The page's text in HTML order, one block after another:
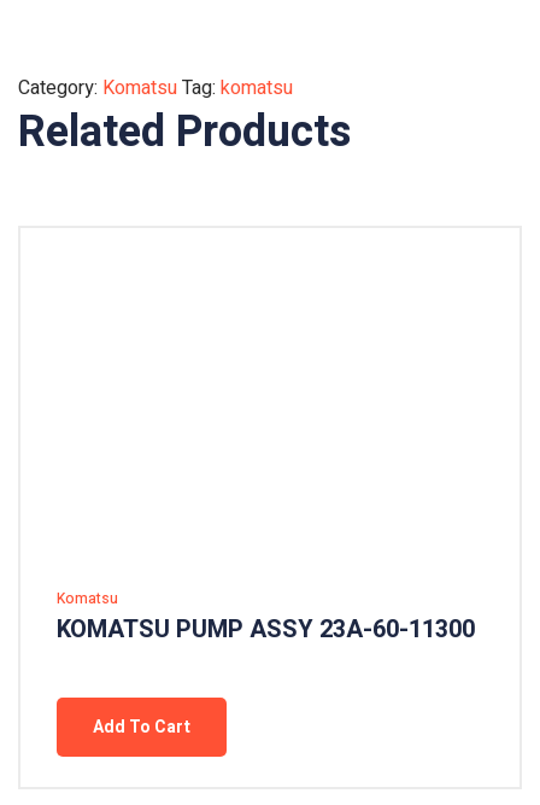
Category: KomatsuTag: komatsu
Related Products
Komatsu
KOMATSU PUMP ASSY 23A-60-11300
Add To Cart